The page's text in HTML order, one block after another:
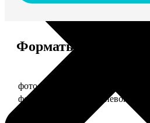
Форматы и цены
фото 20х30 в деревянной рамке
фото 20х30 в алюминиевой рамке